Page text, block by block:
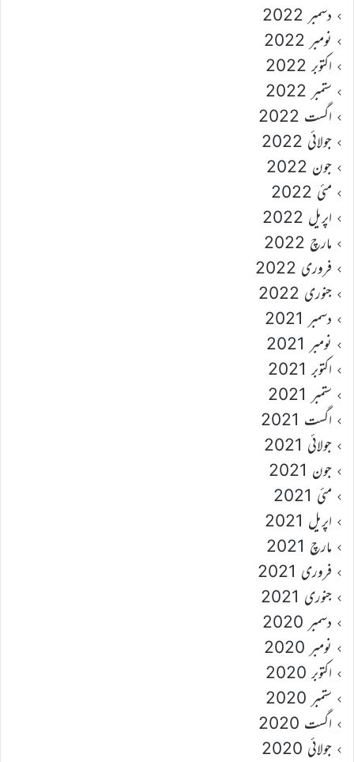
دسمبر 2022
نومبر 2022
اکتوبر 2022
ستمبر 2022
اگست 2022
جولائی 2022
جون 2022
مئی 2022
اپریل 2022
مارچ 2022
فروری 2022
جنوری 2022
دسمبر 2021
نومبر 2021
اکتوبر 2021
ستمبر 2021
اگست 2021
جولائی 2021
جون 2021
مئی 2021
اپریل 2021
مارچ 2021
فروری 2021
جنوری 2021
دسمبر 2020
نومبر 2020
اکتوبر 2020
ستمبر 2020
اگست 2020
جولائی 2020